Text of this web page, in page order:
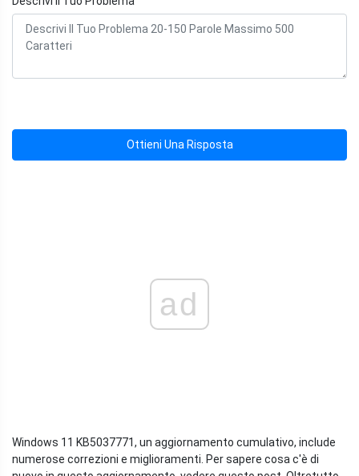
Ottieni Una Risposta
ad
Windows 11 KB5037771, un aggiornamento cumulativo, include
numerose correzioni e miglioramenti. Per sapere cosa c'è di